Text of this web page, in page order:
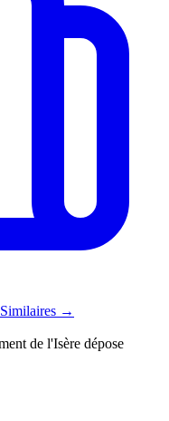
Similaires →